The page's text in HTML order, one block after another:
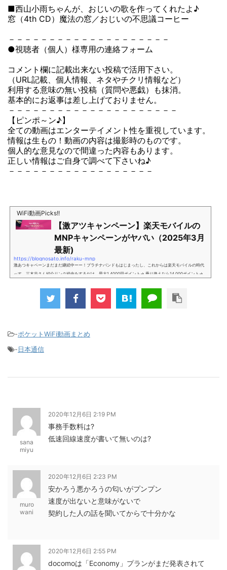
■西山小雨ちゃんが、おじいの歌を作ってくれたよ♪
窓（4th CD）魔法の窓／おじいの不思議コーヒー
－－－－－－－－－－－－－－－－－－－－
●視聴者（個人）様専用の連絡フォーム
コメント欄に記載出来ない投稿で活用下さい。
（URL記載、個人情報、ネタやチクリ情報など）
利用する意味の無い投稿（質問や悪戯）も抹消。
基本的にお返事は差し上げておりません。
－－－－－－－－－－－－－－－－－－－－－
【ピンポ～ン♪】
全ての動画はエンターテイメント性を重視しています。
情報は生もの！動画の内容は撮影時のものです。
個人的な意見なので間違った内容もあります。
正しい情報はご自身で調べて下さいね♪
－－－－－－－－－－－－－－－－－－
WiFi動画Picks!!
【激アツキャンペーン】楽天モバイルの
MNPキャンペーンがヤバい（2025年3月
最新)
https://blognosato.info/raku-mnp
激あつキャペーンまだまだ継続中ーー！プラチナバンドもはじまったし、これからは楽天モバイルの時代
っす。三木谷さん紹介リンク経由をするだけ。最大1,4000円ポイント→ 乗り換えなら14,000ポイント→
け」とも思えるポイントばら撒きキャンペーンを発動してきました。■キャンペーン概要三木谷社長の特
別招待ページから楽天モバイ...
-ポケットWiFi動画まとめ
-日本通信
sana
miyu
2020年12月6日 2:19 PM
事務手数料は?
低速回線速度が書いて無いのは?
muro
wani
2020年12月6日 2:23 PM
安かろう悪かろうの匂いがプンプン
速度が出ないと意味がないで
契約した人の話を聞いてからで十分かな
2020年12月6日 2:55 PM
docomoは「Economy」プランがまだ発表されて